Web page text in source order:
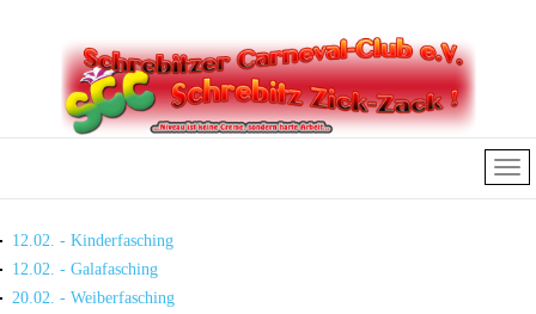
12.02. - Kinderfasching
12.02. - Galafasching
20.02. - Weiberfasching